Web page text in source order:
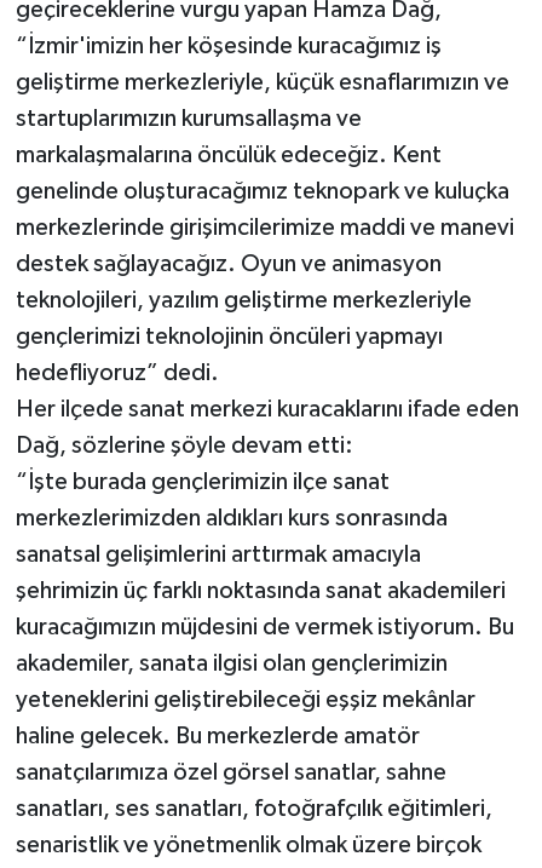
geçireceklerine vurgu yapan Hamza Dağ,
“İzmir'imizin her köşesinde kuracağımız iş
geliştirme merkezleriyle, küçük esnaflarımızın ve
startuplarımızın kurumsallaşma ve
markalaşmalarına öncülük edeceğiz. Kent
genelinde oluşturacağımız teknopark ve kuluçka
merkezlerinde girişimcilerimize maddi ve manevi
destek sağlayacağız. Oyun ve animasyon
teknolojileri, yazılım geliştirme merkezleriyle
gençlerimizi teknolojinin öncüleri yapmayı
hedefliyoruz” dedi.
Her ilçede sanat merkezi kuracaklarını ifade eden
Dağ, sözlerine şöyle devam etti:
“İşte burada gençlerimizin ilçe sanat
merkezlerimizden aldıkları kurs sonrasında
sanatsal gelişimlerini arttırmak amacıyla
şehrimizin üç farklı noktasında sanat akademileri
kuracağımızın müjdesini de vermek istiyorum. Bu
akademiler, sanata ilgisi olan gençlerimizin
yeteneklerini geliştirebileceği eşşiz mekânlar
haline gelecek. Bu merkezlerde amatör
sanatçılarımıza özel görsel sanatlar, sahne
sanatları, ses sanatları, fotoğrafçılık eğitimleri,
senaristlik ve yönetmenlik olmak üzere birçok